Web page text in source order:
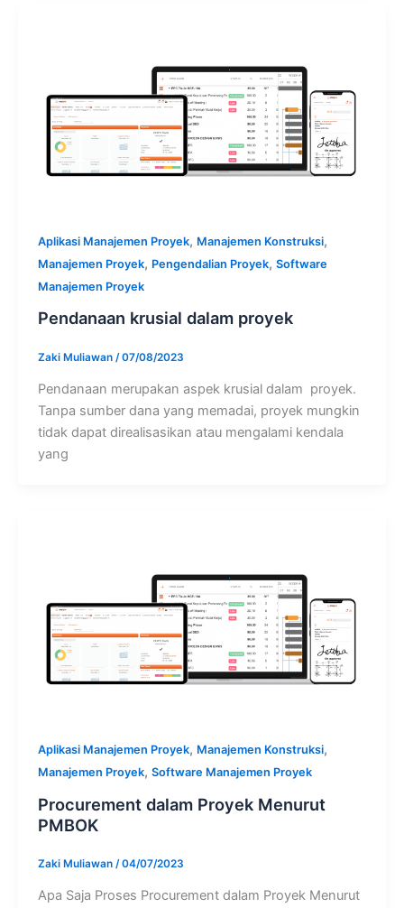
Aplikasi Manajemen Proyek, Manajemen Konstruksi,
Manajemen Proyek, Pengendalian Proyek, Software
Manajemen Proyek
Pendanaan krusial dalam proyek
Zaki Muliawan /07/08/2023
Pendanaan merupakan aspek krusial dalam proyek.
Tanpa sumber dana yang memadai, proyek mungkin
tidak dapat direalisasikan atau mengalami kendala
yang
Aplikasi Manajemen Proyek, Manajemen Konstruksi,
Manajemen Proyek, Software Manajemen Proyek
Procurement dalam Proyek Menurut
PMBOK
Zaki Muliawan /04/07/2023
Apa Saja Proses Procurement dalam Proyek Menurut